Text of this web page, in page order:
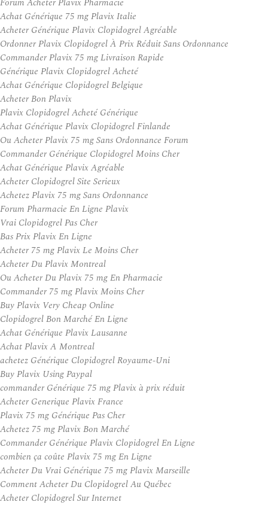
Achat Générique 75 mg Plavix Italie
Acheter Générique Plavix Clopidogrel Agréable
Ordonner Plavix Clopidogrel À Prix Réduit Sans Ordonnance
Commander Plavix 75 mg Livraison Rapide
Générique Plavix Clopidogrel Acheté
Achat Générique Clopidogrel Belgique
Acheter Bon Plavix
Plavix Clopidogrel Acheté Générique
Achat Générique Plavix Clopidogrel Finlande
Ou Acheter Plavix 75 mg Sans Ordonnance Forum
Commander Générique Clopidogrel Moins Cher
Achat Générique Plavix Agréable
Acheter Clopidogrel Site Serieux
Achetez Plavix 75 mg Sans Ordonnance
Forum Pharmacie En Ligne Plavix
Vrai Clopidogrel Pas Cher
Bas Prix Plavix En Ligne
Acheter 75 mg Plavix Le Moins Cher
Acheter Du Plavix Montreal
Ou Acheter Du Plavix 75 mg En Pharmacie
Commander 75 mg Plavix Moins Cher
Buy Plavix Very Cheap Online
Clopidogrel Bon Marché En Ligne
Achat Générique Plavix Lausanne
Achat Plavix A Montreal
achetez Générique Clopidogrel Royaume-Uni
Buy Plavix Using Paypal
commander Générique 75 mg Plavix à prix réduit
Acheter Generique Plavix France
Plavix 75 mg Générique Pas Cher
Achetez 75 mg Plavix Bon Marché
Commander Générique Plavix Clopidogrel En Ligne
combien ça coûte Plavix 75 mg En Ligne
Acheter Du Vrai Générique 75 mg Plavix Marseille
Comment Acheter Du Clopidogrel Au Québec
Acheter Clopidogrel Sur Internet